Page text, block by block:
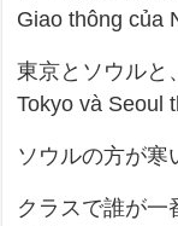
Giao thông của
東京とソウルと
Tokyo và Seoul
ソウルの方が寒
クラスで誰が一